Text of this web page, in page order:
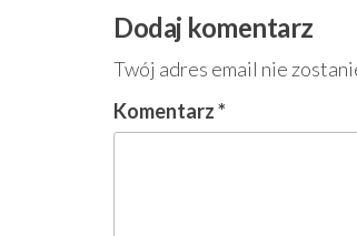
Dodaj komentarz
Twój adres email nie
Komentarz*